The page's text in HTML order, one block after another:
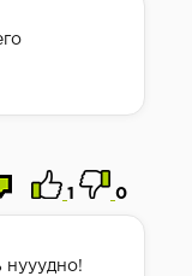
1 0
нууудно!